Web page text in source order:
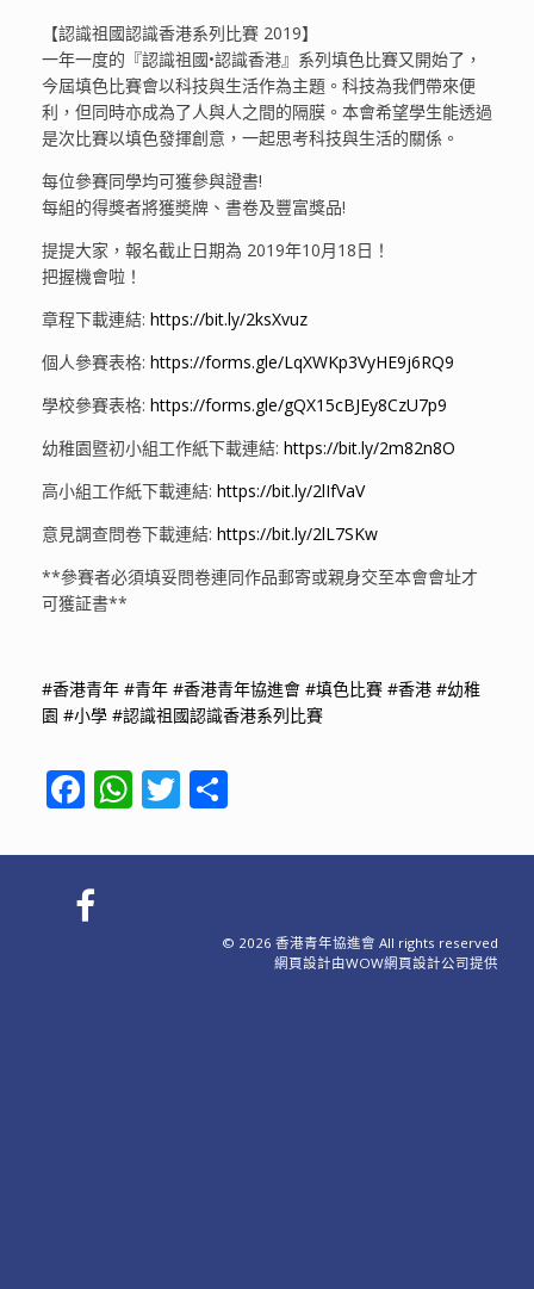
【認識祖國認識香港系列比賽 2019】
一年一度的『認識祖國•認識香港』系列填色比賽又開始了，
今屆填色比賽會以科技與生活作為主題。科技為我們帶來便
利，但同時亦成為了人與人之間的隔膜。 本會希望學生能透過
是次比賽以填色發揮創意，一起思考科技與生活的關係。
每位參賽同學均可獲參與證書!
每組的得獎者將獲奬牌、書卷及豐富獎品!
提提大家，報名截止日期為 2019年10月18日！
把握機會啦！
章程下載連結: https://bit.ly/2ksXvuz
個人參賽表格: https://forms.gle/LqXWKp3VyHE9j6RQ9
學校參賽表格: https://forms.gle/gQX15cBJEy8CzU7p9
幼稚園暨初小組工作紙下載連結: https://bit.ly/2m82n8O
高小組工作紙下載連結: https://bit.ly/2lIfVaV
意見調查問卷下載連結: https://bit.ly/2lL7SKw
**參賽者必須填妥問卷連同作品郵寄或親身交至本會會址才
可獲証書**
#香港青年 #青年 #香港青年協進會 #填色比賽 #香港 #幼稚
園 #小學 #認識祖國認識香港系列比賽
F
e
b
W
at
T
ittar
© 2026 香港青年協進會 All rights reserved
網頁設計由WOW網頁設計公司提供